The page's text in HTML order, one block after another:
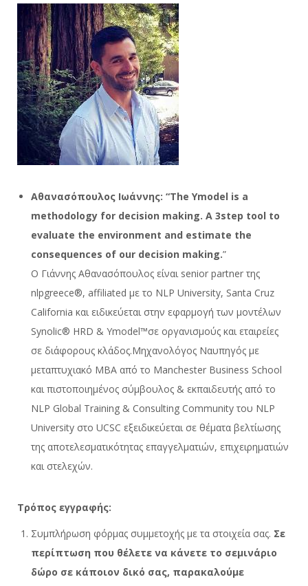
Αθανασόπουλος Ιωάννης: “The Ymodel is a
methodology for decision making. A 3step tool to
evaluate the environment and estimate the
consequences of our decision making.”
Ο Γιάννης Αθανασόπουλος είναι senior partner της
nlpgreece®, affiliated με το NLP University, Santa Cruz
California και ειδικεύεται στην εφαρμογή των μοντέλων
Synolic® HRD & Υmodel™σε οργανισμούς και εταιρείες
σε διάφορους κλάδος.Μηχανολόγος Ναυπηγός με
μεταπτυχιακό ΜΒΑ από το Manchester Business School
και πιστοποιημένος σύμβουλος & εκπαιδευτής από το
NLP Global Training & Consulting Community του NLP
University στο UCSC εξειδικεύεται σε θέματα βελτίωσης
της αποτελεσματικότητας επαγγελματιών, επιχειρηματιών
και στελεχών.
Τρόπος εγγραφής:
Συμπλήρωση φόρμας συμμετοχής με τα στοιχεία σας. Σε
περίπτωση που θέλετε να κάνετε το σεμινάριο
δώρο σε κάποιον δικό σας, παρακαλούμε